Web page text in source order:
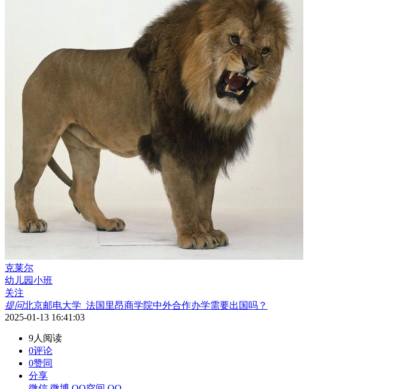
克莱尔
幼儿园小班
关注
提问北京邮电大学_法国里昂商学院中外合作办学需要出国吗？
2025-01-13 16:41:03
9人阅读
0评论
0赞同
分享